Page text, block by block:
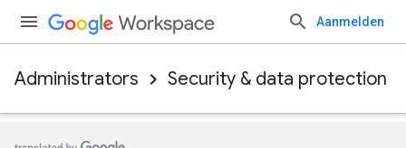
Aanmelden
Administrators Security & data protection